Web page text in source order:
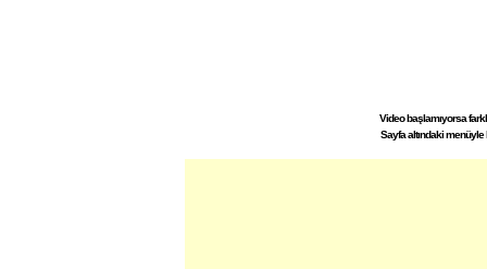
Video başlamıyorsa
Sayfa altındaki